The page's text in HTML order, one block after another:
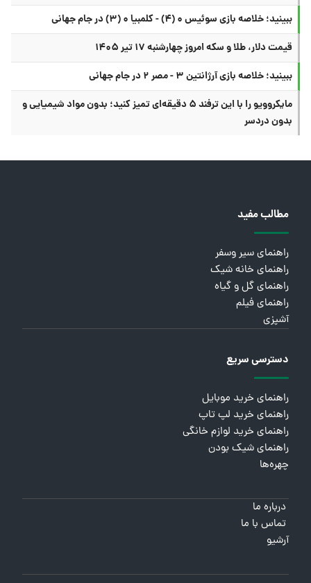
ببینید؛ خلاصه بازی سوئیس ۰ (۴) - کلمبیا ۰ (۳) در جام جهانی
قیمت دلار، طلا و سکه امروز چهارشنبه ۱۷ تیر ۱۴۰۵
ببینید؛ خلاصه بازی آرژانتین ۳ - مصر ۲ در جام جهانی
مایکروویو را با این ترفند ۵ دقیقه‌ای تمیز کنید؛ بدون مواد شیمیایی و
بدون دردسر
مطالب مفید
راهنمای سیر وسفر
راهنمای خانه شیک
راهنمای گل و گیاه
راهنمای فیلم
آشپزی
دسترسی سریع
راهنمای خرید موبایل
راهنمای خرید لپ تاپ
راهنمای خرید لوازم خانگی
راهنمای شیک بودن
چهره‌ها
درباره ما
تماس با ما
آرشیو